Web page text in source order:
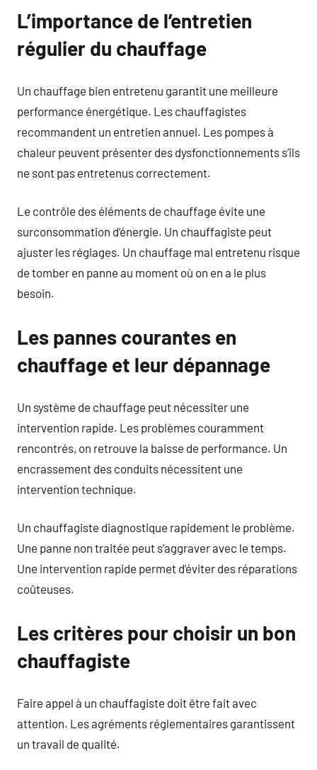
L’importance de l’entretien
régulier du chauffage
Un chauffage bien entretenu garantit une meilleure
performance énergétique. Les chauffagistes
recommandent un entretien annuel. Les pompes à
chaleur peuvent présenter des dysfonctionnements s’ils
ne sont pas entretenus correctement.
Le contrôle des éléments de chauffage évite une
surconsommation d’énergie. Un chauffagiste peut
ajuster les réglages. Un chauffage mal entretenu risque
de tomber en panne au moment où on en a le plus
besoin.
Les pannes courantes en
chauffage et leur dépannage
Un système de chauffage peut nécessiter une
intervention rapide. Les problèmes couramment
rencontrés, on retrouve la baisse de performance. Un
encrassement des conduits nécessitent une
intervention technique.
Un chauffagiste diagnostique rapidement le problème.
Une panne non traitée peut s’aggraver avec le temps.
Une intervention rapide permet d’éviter des réparations
coûteuses.
Les critères pour choisir un bon
chauffagiste
Faire appel à un chauffagiste doit être fait avec
attention. Les agréments réglementaires garantissent
un travail de qualité.